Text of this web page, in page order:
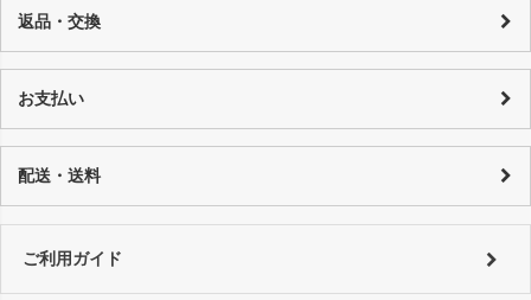
返品・交換
当店の商品は店頭でも販売しており、また基本的に1点物のUSED品とな
り随時在庫の調整を行っておりますが、反映までの時間に若干の誤差が
ございませんが、何卒ご了承下さいます様お願い申し上げます。 商品の
っております。
お支払い
カード決済：一括払い・分割払い・リボ払い
代金引換：代引手数料はご購入金額によってことなります。
します。
詳しくはご利用ガイド
配送・送料
特にご指定がない場合は以下の対応となります。
■代金引換、クレジットカード ⇒ ご注文確認後、翌営業日以内に発送
ご利用ガイド